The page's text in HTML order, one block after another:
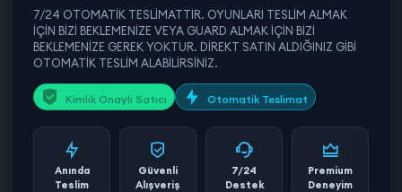
7/24 OTOMATİK TESLİMATTIR. OYUNLARI TESLİM ALMAK
İÇİN BİZİ BEKLEMENİZE VEYA GUARD ALMAK İÇİN BİZİ
BEKLEMENİZE GEREK YOKTUR. DİREKT SATIN ALDIĞINIZ GİBİ
OTOMATİK TESLİM ALABİLİRSİNİZ.
Kimlik Onaylı Satıcı Otomatik Teslimat
Anında
Teslim
Güvenli
Alışveriş
7/24
Destek
Premium
Deneyim